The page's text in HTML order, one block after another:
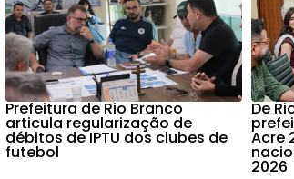
Prefeitura de Rio Branco
articula regularização de
débitos de IPTU dos clubes de
futebol
De
Acre
2026